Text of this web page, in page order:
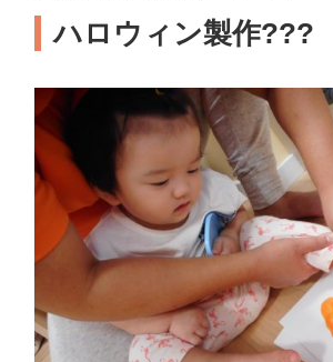
ハロウィン製作???